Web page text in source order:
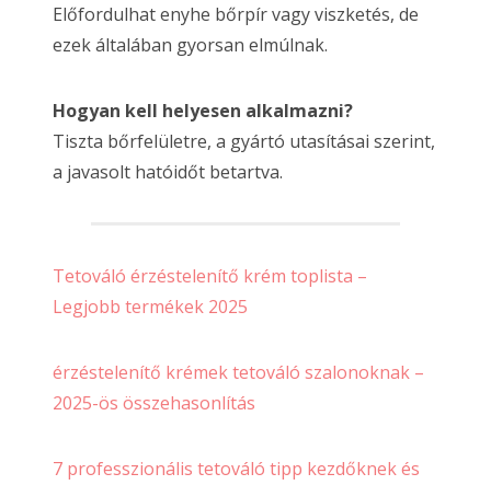
Előfordulhat enyhe bőrpír vagy viszketés, de
ezek általában gyorsan elmúlnak.
Hogyan kell helyesen alkalmazni?
Tiszta bőrfelületre, a gyártó utasításai szerint,
a javasolt hatóidőt betartva.
Tetováló érzéstelenítő krém toplista –
Legjobb termékek 2025
érzéstelenítő krémek tetováló szalonoknak –
2025-ös összehasonlítás
7 professzionális tetováló tipp kezdőknek és